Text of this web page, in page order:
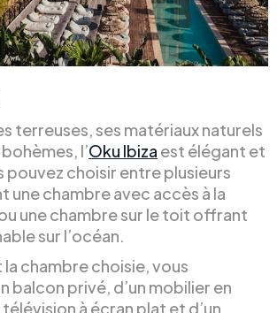
terreuses, ses matériaux naturels
l’Oku Ibiza est élégant et
pouvez choisir entre plusieurs
une chambre avec accès à la
une chambre sur le toit offrant
sur l’océan.
chambre choisie, vous
balcon privé, d’un mobilier en
à écran plat et d’un